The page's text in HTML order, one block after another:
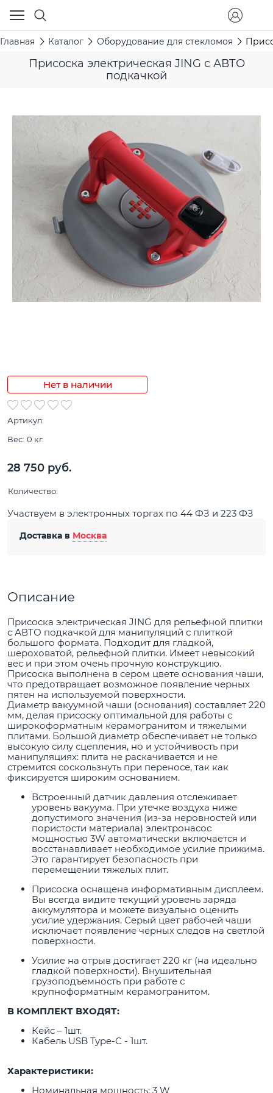
Главная Каталог Оборудование для стекломоя
Присоска электрическая JING с АВТО
подкачкой
Нет в наличии
Артикул:
Вес: 0 кг.
28 750 руб.
Количество:
Участвуем в электронных торгах по 44 ФЗ и 223 ФЗ
Доставка в Москва
Описание
Присоска электрическая JING для рельефной плитки
с АВТО подкачкой для манипуляций с плиткой
большого формата. Подходит для гладкой,
шероховатой, рельефной плитки. Имеет невысокий
вес и при этом очень прочную конструкцию.
Присоска выполнена в сером цвете основания чаши,
что предотвращает возможное появление черных
пятен на используемой поверхности.
Диаметр вакуумной чаши (основания) составляет 220
мм, делая присоску оптимальной для работы с
широкоформатным керамогранитом и тяжелыми
плитами. Большой диаметр обеспечивает не только
высокую силу сцепления, но и устойчивость при
манипуляциях: плита не раскачивается и не
стремится соскользнуть при переносе, так как
фиксируется широким основанием.
Встроенный датчик давления отслеживает
уровень вакуума. При утечке воздуха ниже
допустимого значения (из-за неровностей или
пористости материала) электронасос
мощностью 3W автоматически включается и
восстанавливает необходимое усилие прижима.
Это гарантирует безопасность при
перемещении тяжелых плит.
Присоска оснащена информативным дисплеем.
Вы всегда видите текущий уровень заряда
аккумулятора и можете визуально оценить
усилие удержания. Серый цвет рабочей чаши
исключает появление черных следов на светлой
поверхности.
Усилие на отрыв достигает 220 кг (на идеально
гладкой поверхности). Внушительная
грузоподъемность при работе с
крупноформатным керамогранитом.
В КОМПЛЕКТ ВХОДЯТ:
Кейс – 1шт.
Кабель USB Type-C - 1шт.
Характеристики:
Номинальная мощность: 3 W